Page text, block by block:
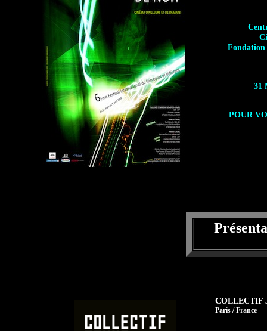
Fondation
31
POUR
COLLECTIF
Paris / France